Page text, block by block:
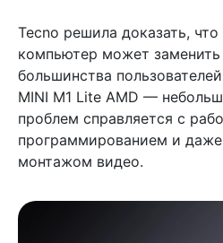
Tecno решила доказать,
компьютер может
большинства
MINI M1 Lite AMD —
проблем справляется с
программированием и
монтажом видео.